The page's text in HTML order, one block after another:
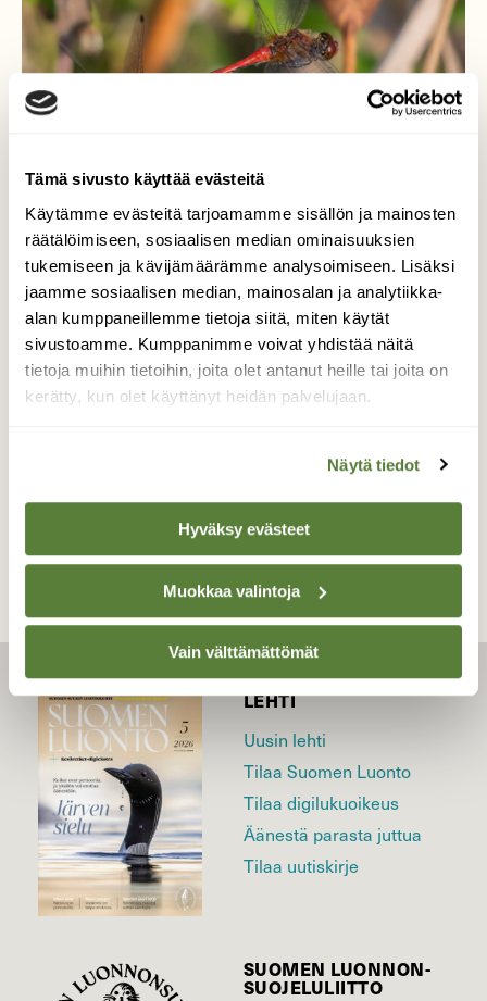
Tämä sivusto käyttää evästeitä
Käytämme evästeitä tarjoamamme sisällön ja mainosten
räätälöimiseen, sosiaalisen median ominaisuuksien
tukemiseen ja kävijämäärämme analysoimiseen. Lisäksi
jaamme sosiaalisen median, mainosalan ja analytiikka-
alan kumppaneillemme tietoja siitä, miten käytät
sivustoamme. Kumppanimme voivat yhdistää näitä
tietoja muihin tietoihin, joita olet antanut heille tai joita on
kerätty, kun olet käyttänyt heidän palvelujaan.
Näytä tiedot
Hyväksy evästeet
Muokkaa valintoja
Vain välttämättömät
Lännensyyskorento
Lännensyyskorento (Sympetrum striolatum)
Valokuvaaja: Markku Saarinen, Paimela 8.9
TAKAISIN LISTAAN
LEHTI
Uusin lehti
Tilaa Suomen Luonto
Tilaa digilukuoikeus
Äänestä parasta juttua
Tilaa uutiskirje
SUOMEN LUONNON­
SUOJELU­LIITTO